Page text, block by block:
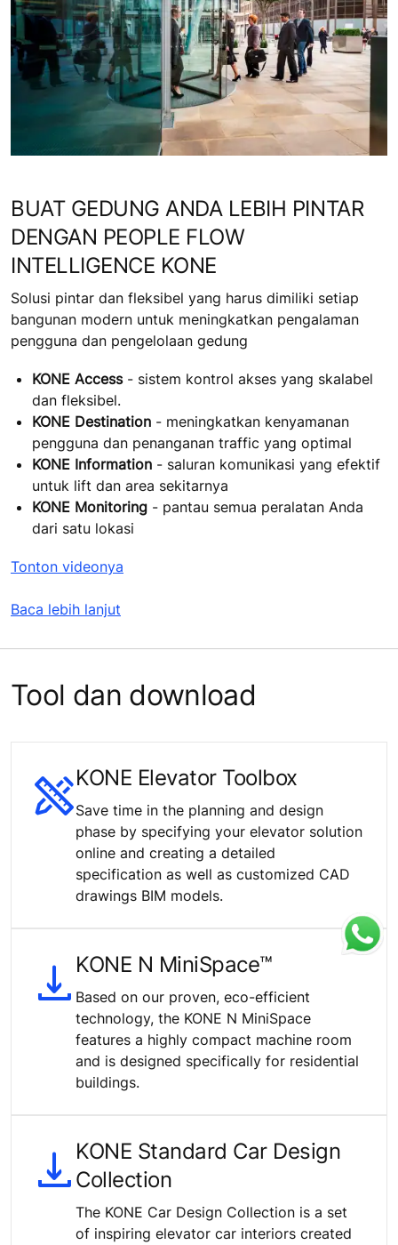
BUAT GEDUNG ANDA LEBIH PINTAR
DENGAN PEOPLE FLOW
INTELLIGENCE KONE
Solusi pintar dan fleksibel yang harus dimiliki setiap
bangunan modern untuk meningkatkan pengalaman
pengguna dan pengelolaan gedung
KONE Access- sistem kontrol akses yang skalabel
dan fleksibel.
KONE Destination - meningkatkan kenyamanan
pengguna dan penanganan traffic yang optimal
KONE Information - saluran komunikasi yang efektif
untuk lift dan area sekitarnya
KONE Monitoring - pantau semua peralatan Anda
dari satu lokasi
Tonton videonya
Baca lebih lanjut
Tool dan download
KONE Elevator Toolbox
Save time in the planning and design
phase by specifying your elevator solution
online and creating a detailed
specification as well as customized CAD
drawings BIM models.
KONE N MiniSpace™
Based on our proven, eco-efficient
technology, the KONE N MiniSpace
features a highly compact machine room
and is designed specifically for residential
buildings.
KONE Standard Car Design
Collection
The KONE Car Design Collection is a set
of inspiring elevator car interiors created